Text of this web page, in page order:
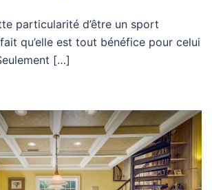
particularité d’être un sport
qu’elle est tout bénéfice pour celui
[…]